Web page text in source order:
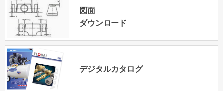
図面
ダウンロード
デジタルカタログ